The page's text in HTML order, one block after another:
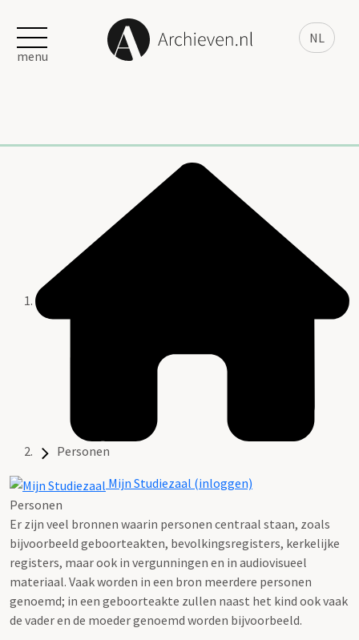
NL
menu
Personen
Mijn Studiezaal (inloggen)
Personen
Er zijn veel bronnen waarin personen centraal staan, zoals
bijvoorbeeld geboorteakten, bevolkingsregisters, kerkelijke
registers, maar ook in vergunningen en in audiovisueel
materiaal. Vaak worden in een bron meerdere personen
genoemd; in een geboorteakte zullen naast het kind ook vaak
de vader en de moeder genoemd worden bijvoorbeeld.